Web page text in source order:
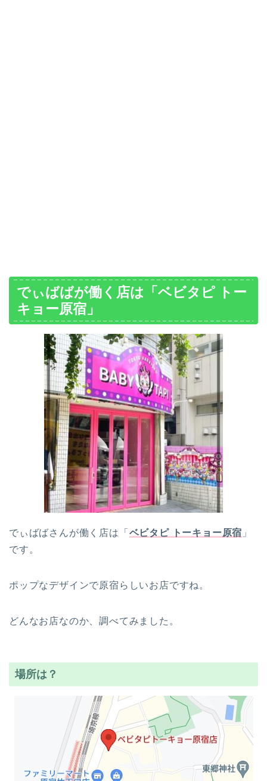
でぃばばが働く店は「ベビタピ トー
キョー原宿」
でぃばばさんが働く店は「 ベビタピ トーキョー原宿 」
です。
ポップなデザインで原宿らしいお店ですね。
どんなお店なのか、調べてみました。
場所は？